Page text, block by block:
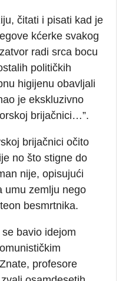
čitati i pisati kad je
kćerke svakog
radi srca bocu
političkih
higijenu obavljali
je ekskluzivno
brijačnici…”.
brijačnici očito
no što stigne do
nije, opisujući
umu zemlju nego
besmrtnika.
bavio idejom
profesore